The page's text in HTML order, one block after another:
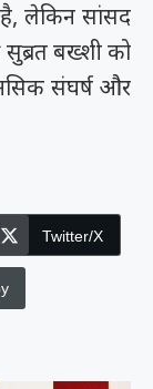
लेकिन सांसद
सुब्रत बख्शी को
संघर्ष और
Twitter/X